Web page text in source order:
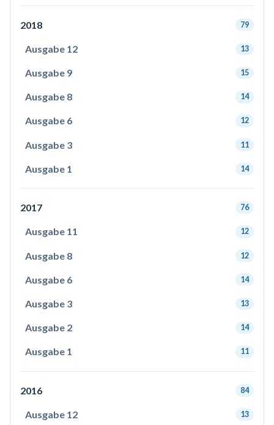
2018 79
Ausgabe 12 13
Ausgabe 9 15
Ausgabe 8 14
Ausgabe 6 12
Ausgabe 3 11
Ausgabe 1 14
2017 76
Ausgabe 11 12
Ausgabe 8 12
Ausgabe 6 14
Ausgabe 3 13
Ausgabe 2 14
Ausgabe 1 11
2016 84
Ausgabe 12 13